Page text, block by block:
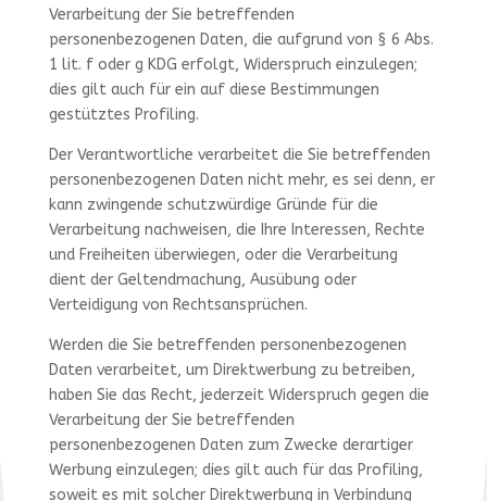
Verarbeitung der Sie betreffenden
personenbezogenen Daten, die aufgrund von § 6 Abs.
1 lit. f oder g KDG erfolgt, Widerspruch einzulegen;
dies gilt auch für ein auf diese Bestimmungen
gestütztes Profiling.
Der Verantwortliche verarbeitet die Sie betreffenden
personenbezogenen Daten nicht mehr, es sei denn, er
kann zwingende schutzwürdige Gründe für die
Verarbeitung nachweisen, die Ihre Interessen, Rechte
und Freiheiten überwiegen, oder die Verarbeitung
dient der Geltendmachung, Ausübung oder
Verteidigung von Rechtsansprüchen.
Werden die Sie betreffenden personenbezogenen
Daten verarbeitet, um Direktwerbung zu betreiben,
haben Sie das Recht, jederzeit Widerspruch gegen die
Verarbeitung der Sie betreffenden
personenbezogenen Daten zum Zwecke derartiger
Werbung einzulegen; dies gilt auch für das Profiling,
soweit es mit solcher Direktwerbung in Verbindung